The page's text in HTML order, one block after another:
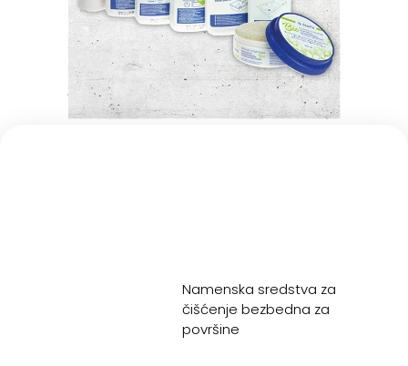
Namenska sredstva za
čišćenje bezbedna za
površine